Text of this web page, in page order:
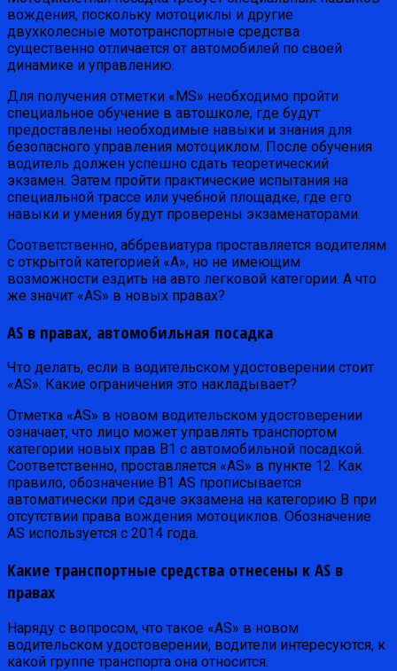
вождения, поскольку мотоциклы и другие
двухколесные мототранспортные средства
существенно отличается от автомобилей по своей
динамике и управлению.
Для получения отметки «MS» необходимо пройти
специальное обучение в автошколе, где будут
предоставлены необходимые навыки и знания для
безопасного управления мотоциклом. После обучения
водитель должен успешно сдать теоретический
экзамен. Эатем пройти практические испытания на
специальной трассе или учебной площадке, где его
навыки и умения будут проверены экзаменаторами.
Соответственно, аббревиатура проставляется водителям
с открытой категорией «A», но не имеющим
возможности ездить на авто легковой категории. А что
же значит «AS» в новых правах?
AS в правах, автомобильная посадка
Что делать, если в водительском удостоверении стоит
«AS». Какие ограничения это накладывает?
Отметка «AS» в новом водительском удостоверении
означает, что лицо может управлять транспортом
категории новых прав B1 c автомобильной посадкой.
Соответственно, проставляется «AS» в пункте 12. Как
правило, обозначение B1 AS прописывается
автоматически при сдаче экзамена на категорию B при
отсутствии права вождения мотоциклов. Обозначение
AS используется с 2014 года.
Какие транспортные средства отнесены к AS в
правах
Наряду с вопросом, что такое «AS» в новом
водительском удостоверении, водители интересуются, к
какой группе транспорта она относится.